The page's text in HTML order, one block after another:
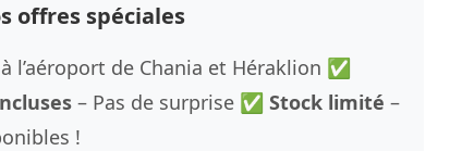
offres spéciales
à l’aéroport de Chania et Héraklion ✅
– Pas de surprise ✅ Stock limité –
!